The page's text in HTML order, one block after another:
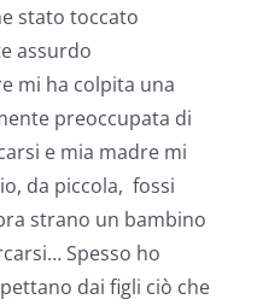
stato toccato
assurdo
mi ha colpita una
preoccupata di
e mia madre mi
da piccola, fossi
strano un bambino
Spesso ho
dai figli ciò che